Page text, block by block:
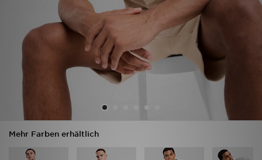
Mehr Farben erhältlich
Lade Die APP
Geschenkkarte
Bestellverfolgung